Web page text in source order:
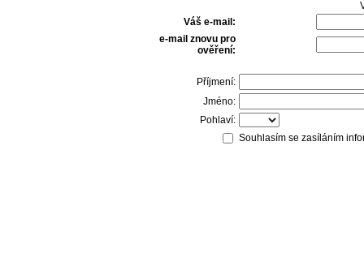
Váš e-mail:
e-mail znovu pro
ověření:
Příjmení:
Jméno:
Pohlaví:
Souhlasím se zasíláním